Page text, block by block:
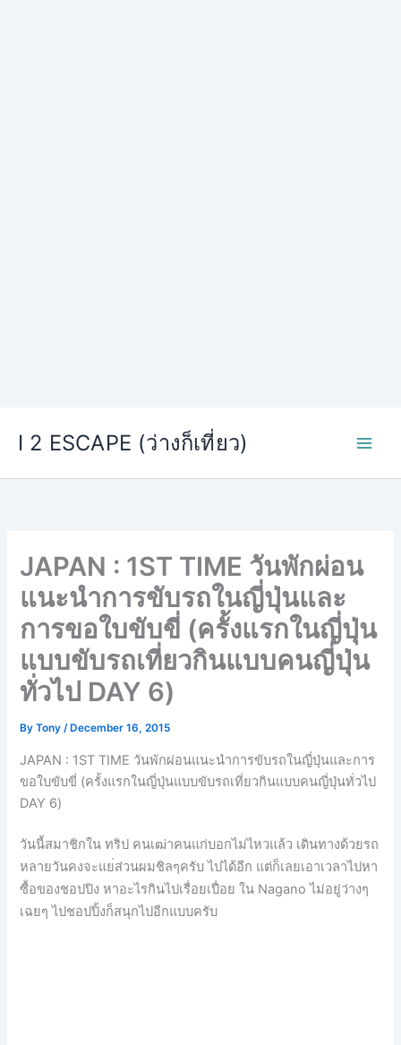
I 2 ESCAPE (ว่างก็เที่ยว)
JAPAN : 1ST TIME วันพักผ่อน
แนะนำการขับรถในญี่ปุ่นและ
การขอใบขับขี่ (ครั้งแรกในญี่ปุ่น
แบบขับรถเที่ยวกินแบบคนญี่ปุ่น
ทั่วไป DAY 6)
ByTony/ December 16, 2015
JAPAN : 1ST TIME วันพักผ่อนแนะนำการขับรถในญี่ปุ่นและการ
ขอใบขับขี่ (ครั้งแรกในญี่ปุ่นแบบขับรถเที่ยวกินแบบคนญี่ปุ่นทั่วไป
DAY 6)
วันนี้สมาชิกใน ทริป คนเฒ่าคนแก่บอกไม่ไหวแล้ว เดินทางด้วยรถ
หลายวันคงจะแย่ส่วนผมชิลๆครับ ไปได้อีก แต่ก็เลยเอาเวลาไปหา
ซื้อของชอปปิง หาอะไรกินไปเรื่อยเปื่อย ใน Nagano ไม่อยู่ว่างๆ
เฉยๆ ไปชอปปิ้งก็สนุกไปอีกแบบครับ